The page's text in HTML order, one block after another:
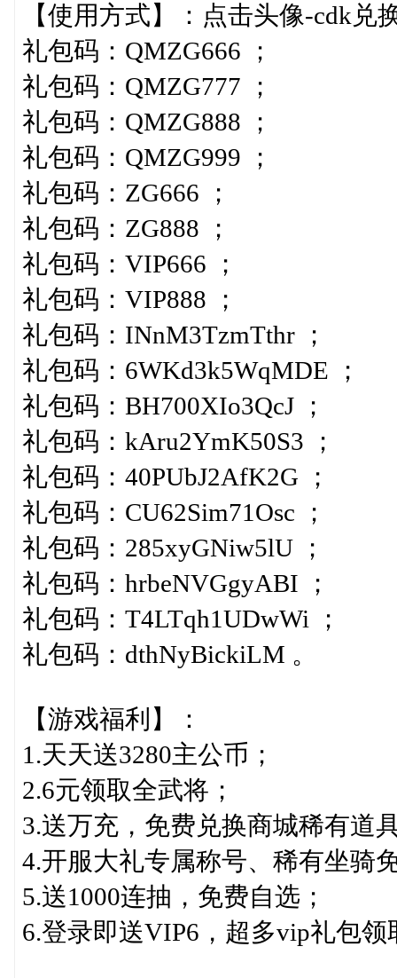
【使用方式】：点击头像-cdk兑
礼包码：QMZG666 ；
礼包码：QMZG777 ；
礼包码：QMZG888 ；
礼包码：QMZG999 ；
礼包码：ZG666 ；
礼包码：ZG888 ；
礼包码：VIP666 ；
礼包码：VIP888 ；
礼包码：INnM3TzmTthr ；
礼包码：6WKd3k5WqMDE ；
礼包码：BH700XIo3QcJ ；
礼包码：kAru2YmK50S3 ；
礼包码：40PUbJ2AfK2G ；
礼包码：CU62Sim71Osc ；
礼包码：285xyGNiw5lU ；
礼包码：hrbeNVGgyABI ；
礼包码：T4LTqh1UDwWi ；
礼包码：dthNyBickiLM 。
【游戏福利】：
1.天天送3280主公币；
2.6元领取全武将；
3.送万充，免费兑换商城稀有道
4.开服大礼专属称号、稀有坐骑
5.送1000连抽，免费自选；
6.登录即送VIP6，超多vip礼包领